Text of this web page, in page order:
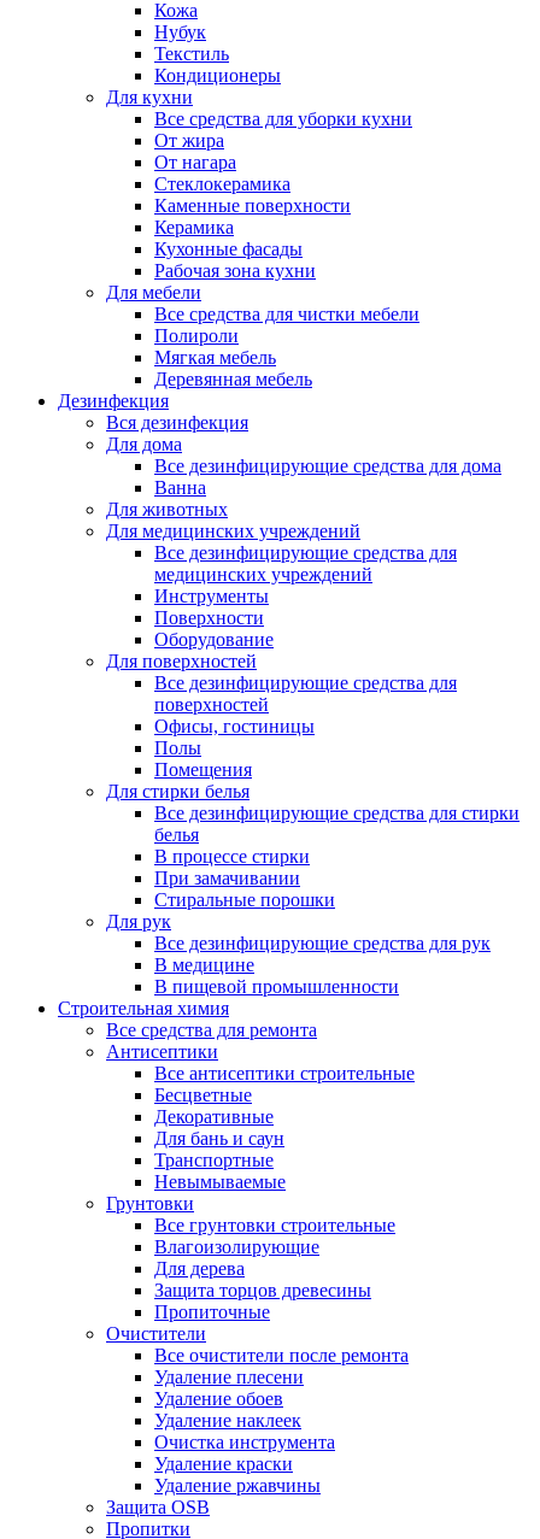
Кожа
Нубук
Текстиль
Кондиционеры
Для кухни
Все средства для уборки кухни
От жира
От нагара
Стеклокерамика
Каменные поверхности
Керамика
Кухонные фасады
Рабочая зона кухни
Для мебели
Все средства для чистки мебели
Полироли
Мягкая мебель
Деревянная мебель
Дезинфекция
Вся дезинфекция
Для дома
Все дезинфицирующие средства для дома
Ванна
Для животных
Для медицинских учреждений
Все дезинфицирующие средства для
медицинских учреждений
Инструменты
Поверхности
Оборудование
Для поверхностей
Все дезинфицирующие средства для
поверхностей
Офисы, гостиницы
Полы
Помещения
Для стирки белья
Все дезинфицирующие средства для стирки
белья
В процессе стирки
При замачивании
Стиральные порошки
Для рук
Все дезинфицирующие средства для рук
В медицине
В пищевой промышленности
Строительная химия
Все средства для ремонта
Антисептики
Все антисептики строительные
Бесцветные
Декоративные
Для бань и саун
Транспортные
Невымываемые
Грунтовки
Все грунтовки строительные
Влагоизолирующие
Для дерева
Защита торцов древесины
Пропиточные
Очистители
Все очистители после ремонта
Удаление плесени
Удаление обоев
Удаление наклеек
Очистка инструмента
Удаление краски
Удаление ржавчины
Защита OSB
Пропитки